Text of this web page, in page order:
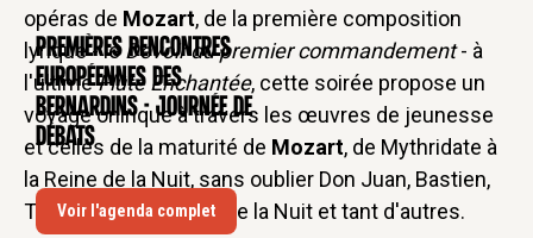
CONFÉRENCE
Premières rencontres
européennes des
Bernardins - Journée de
débats
Voir l'agenda complet
opéras de Mozart, de la première composition
lyrique - leDevoir du premier commandement- à
l'ultimeFlûte Enchantée, cette soirée propose un
voyage onirique à travers les œuvres de jeunesse
et celles de la maturité de Mozart, de Mythridate à
la Reine de la Nuit, sans oublier Don Juan, Bastien,
Titus, Figaro, la Reine de la Nuit et tant d'autres.